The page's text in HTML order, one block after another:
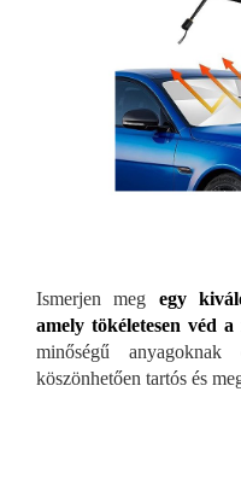
Ismerjen meg egy
amely tökéletesen véd
minőségű
köszönhetően tartós és